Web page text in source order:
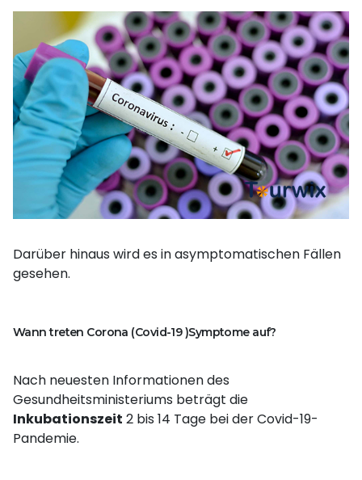
Darüber hinaus wird es in asymptomatischen Fällen
gesehen.
Wann treten Corona (Covid-19 )Symptome auf?
Nach neuesten Informationen des
Gesundheitsministeriums beträgt die
Inkubationszeit 2 bis 14 Tage bei der Covid-19-
Pandemie.